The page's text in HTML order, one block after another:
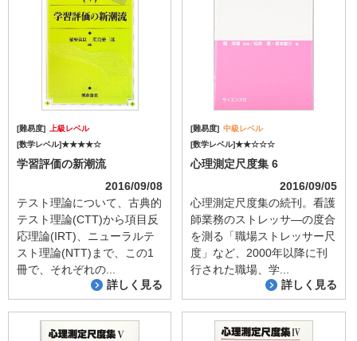
[難易度]
上級レベル
[数学レベル]★★★★☆
学習評価の新潮流
2016/09/08
テスト理論について、古典的
テスト理論(CTT)から項目反
応理論(IRT)、ニューラルテ
スト理論(NTT)まで、この1
冊で、それぞれの...
詳しく見る
[難易度] 中級レベル
[数学レベル]★★☆☆☆
心理測定尺度集 6
2016/09/05
心理測定尺度集の続刊。看護
師業務のストレッサ―の度合
を測る「職場ストレッサー尺
度」など、2000年以降に刊
行された職場、学...
詳しく見る